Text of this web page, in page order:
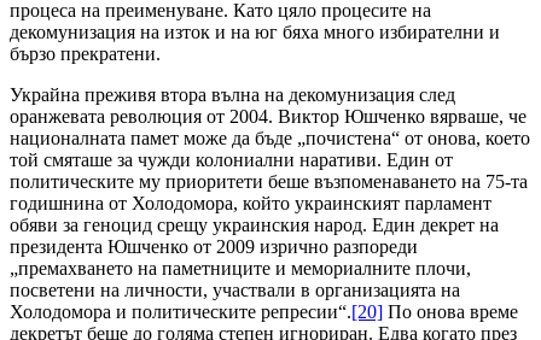
процеса на преименуване. Като цяло процесите на
декомунизация на изток и на юг бяха много избирателни и
бързо прекратени.
Украйна преживя втора вълна на декомунизация след
оранжевата революция от 2004. Виктор Юшченко вярваше, че
националната памет може да бъде „почистена“ от онова, което
той смяташе за чужди колониални наративи. Един от
политическите му приоритети беше възпоменаването на 75-та
годишнина от Холодомора, който украинският парламент
обяви за геноцид срещу украинския народ. Един декрет на
президента Юшченко от 2009 изрично разпореди
„премахването на паметниците и мемориалните плочи,
посветени на личности, участвали в организацията на
Холодомора и политическите репресии“.[20] По онова време
декретът беше до голяма степен игнориран. Едва когато през